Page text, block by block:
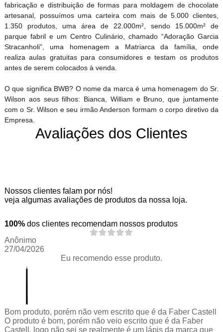
fabricação e distribuição de formas para moldagem de chocolate
artesanal, possuímos uma carteira com mais de 5.000 clientes,
1.350 produtos, uma área de 22.000m², sendo 15.000m² de
parque fabril e um Centro Culinário, chamado “Adoração Garcia
Stracanholi”, uma homenagem a Matriarca da família, onde
realiza aulas gratuitas para consumidores e testam os produtos
antes de serem colocados à venda.
O que significa BWB? O nome da marca é uma homenagem do Sr.
Wilson aos seus filhos: Bianca, William e Bruno, que juntamente
com o Sr. Wilson e seu irmão Anderson formam o corpo diretivo da
Empresa.
Avaliações dos Clientes
Nossos clientes falam por nós!
veja algumas avaliações de produtos da nossa loja.
100% dos clientes recomendam nossos produtos
Anônimo
27/04/2026
Eu recomendo esse produto.
Bom produto, porém não vem escrito que é da Faber Castell
O produto é bom, porém não veio escrito que é da Faber
Castell, logo não sei se realmente é um lápis da marca que